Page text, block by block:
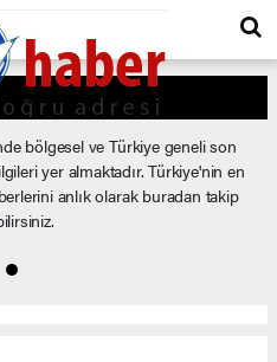
bölgesel ve Türkiye geneli son
yer almaktadır. Türkiye'nin en
anlık olarak buradan takip